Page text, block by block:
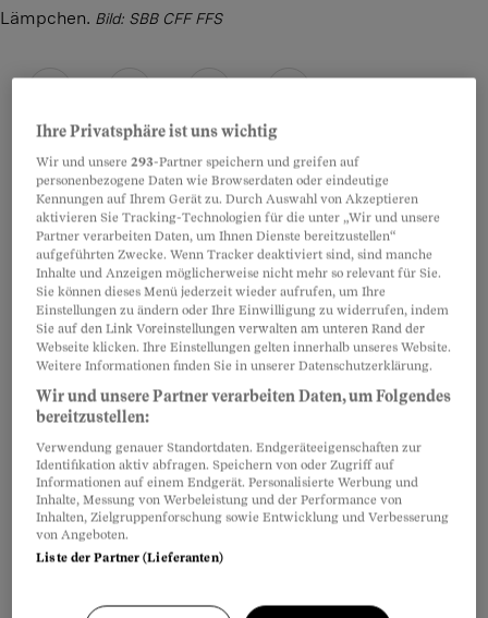
Lämpchen. Bild: SBB CFF FFS
Teilen Anhören Merken Kommentare
Artikel teilen
Die SBB setzen ab September Bodycams ein.
Werden wir neu beim Pendeln und Reisen vom
Personal gefilmt? Also beim morgendlichen
Nickerchen, beim Kaffeetrinken und beim
Arbeiten am Laptop?
Nein. Denn die neuen Kameras werden nur an
der Uniform der Transportpolizei befestigt.
gehören grundsätzlich nicht dazu. Die
Transportpolizei, das sind über
200 Polizistinnen und Polizisten, die
schweizweit in Zügen und auf Arealen des
Ihre Privatsphäre ist uns wichtig
Wir und unsere293-Partner speichern und greifen auf
personenbezogene Daten wie Browserdaten oder eindeutige
Kennungen auf Ihrem Gerät zu. Durch Auswahl von Akzeptieren
aktivieren Sie Tracking-Technologien für die unter „Wir und unsere
Partner verarbeiten Daten, um Ihnen Dienste bereitzustellen“
aufgeführten Zwecke. Wenn Tracker deaktiviert sind, sind manche
Inhalte und Anzeigen möglicherweise nicht mehr so relevant für Sie.
Sie können dieses Menü jederzeit wieder aufrufen, um Ihre
Einstellungen zu ändern oder Ihre Einwilligung zu widerrufen, indem
Sie auf den Link Voreinstellungen verwalten am unteren Rand der
Webseite klicken. Ihre Einstellungen gelten innerhalb unseres Website.
Weitere Informationen finden Sie in unserer Datenschutzerklärung.
Wir und unsere Partner verarbeiten Daten, um Folgendes
bereitzustellen:
Verwendung genauer Standortdaten. Endgeräteeigenschaften zur
Identifikation aktiv abfragen. Speichern von oder Zugriff auf
Informationen auf einem Endgerät. Personalisierte Werbung und
Inhalte, Messung von Werbeleistung und der Performance von
Inhalten, Zielgruppenforschung sowie Entwicklung und Verbesserung
von Angeboten.
Liste der Partner (Lieferanten)